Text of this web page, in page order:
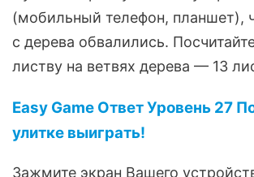
(мобильный телефон, планшет),
с дерева обвалились.
листву на ветвях дерева — 13
Easy Game Ответ Уровень 27
улитке выиграть!
Зажмите экран Вашего